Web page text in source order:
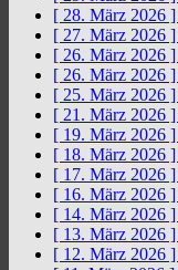
[ 28. März 2026 ]
[ 27. März 2026 ]
[ 26. März 2026 ]
[ 26. März 2026 ]
[ 25. März 2026 ]
[ 21. März 2026 ]
[ 19. März 2026 ]
[ 18. März 2026 ]
[ 17. März 2026 ]
[ 16. März 2026 ]
[ 14. März 2026 ]
[ 13. März 2026 ]
[ 12. März 2026 ]